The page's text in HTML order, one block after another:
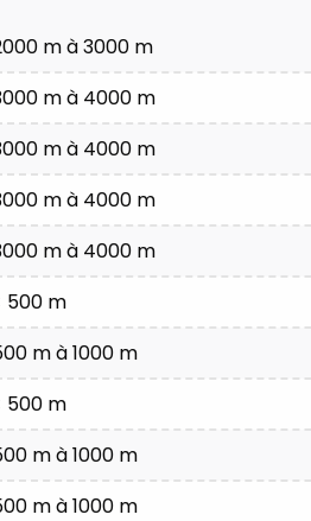
m à 3000 m
m à 4000 m
m à 4000 m
m à 4000 m
m à 4000 m
500 m
m à 1000 m
500 m
m à 1000 m
m à 1000 m